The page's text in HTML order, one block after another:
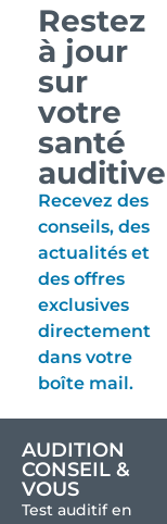
Restez
à jour
sur
votre
santé
auditive
Recevez des
conseils, des
actualités et
des offres
exclusives
directement
dans votre
boîte mail.
AUDITION
CONSEIL &
VOUS
Test auditif en